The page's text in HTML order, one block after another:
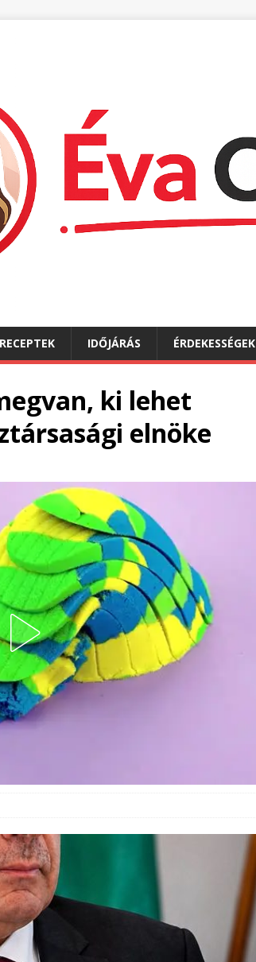
RECEPTEK IDŐJÁRÁS ÉRDEKESSÉGEK
ki lehet
elnöke